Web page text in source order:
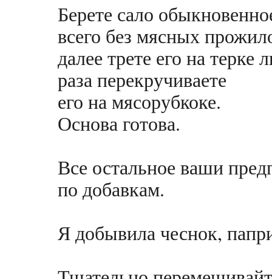
Берете сало
всего без мясных
далее трете его на терке
раза перекручиваете
его на мясорубкоке.
Основа готова.
Все остальное ваши
по добавкам.
Я добывила чеснок,